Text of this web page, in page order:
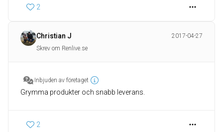
2
Christian J
2017-04-27
Skrev om Renlive.se
Inbjuden av företaget
Grymma produkter och snabb leverans.
2